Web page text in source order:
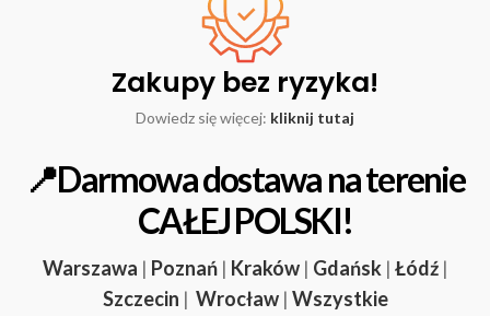
Zakupy bez ryzyka!
Dowiedz się więcej: kliknij tutaj
📍Darmowa dostawa na terenie
CAŁEJ POLSKI!
Warszawa | Poznań | Kraków | Gdańsk | Łódź |
Szczecin | Wrocław | Wszystkie